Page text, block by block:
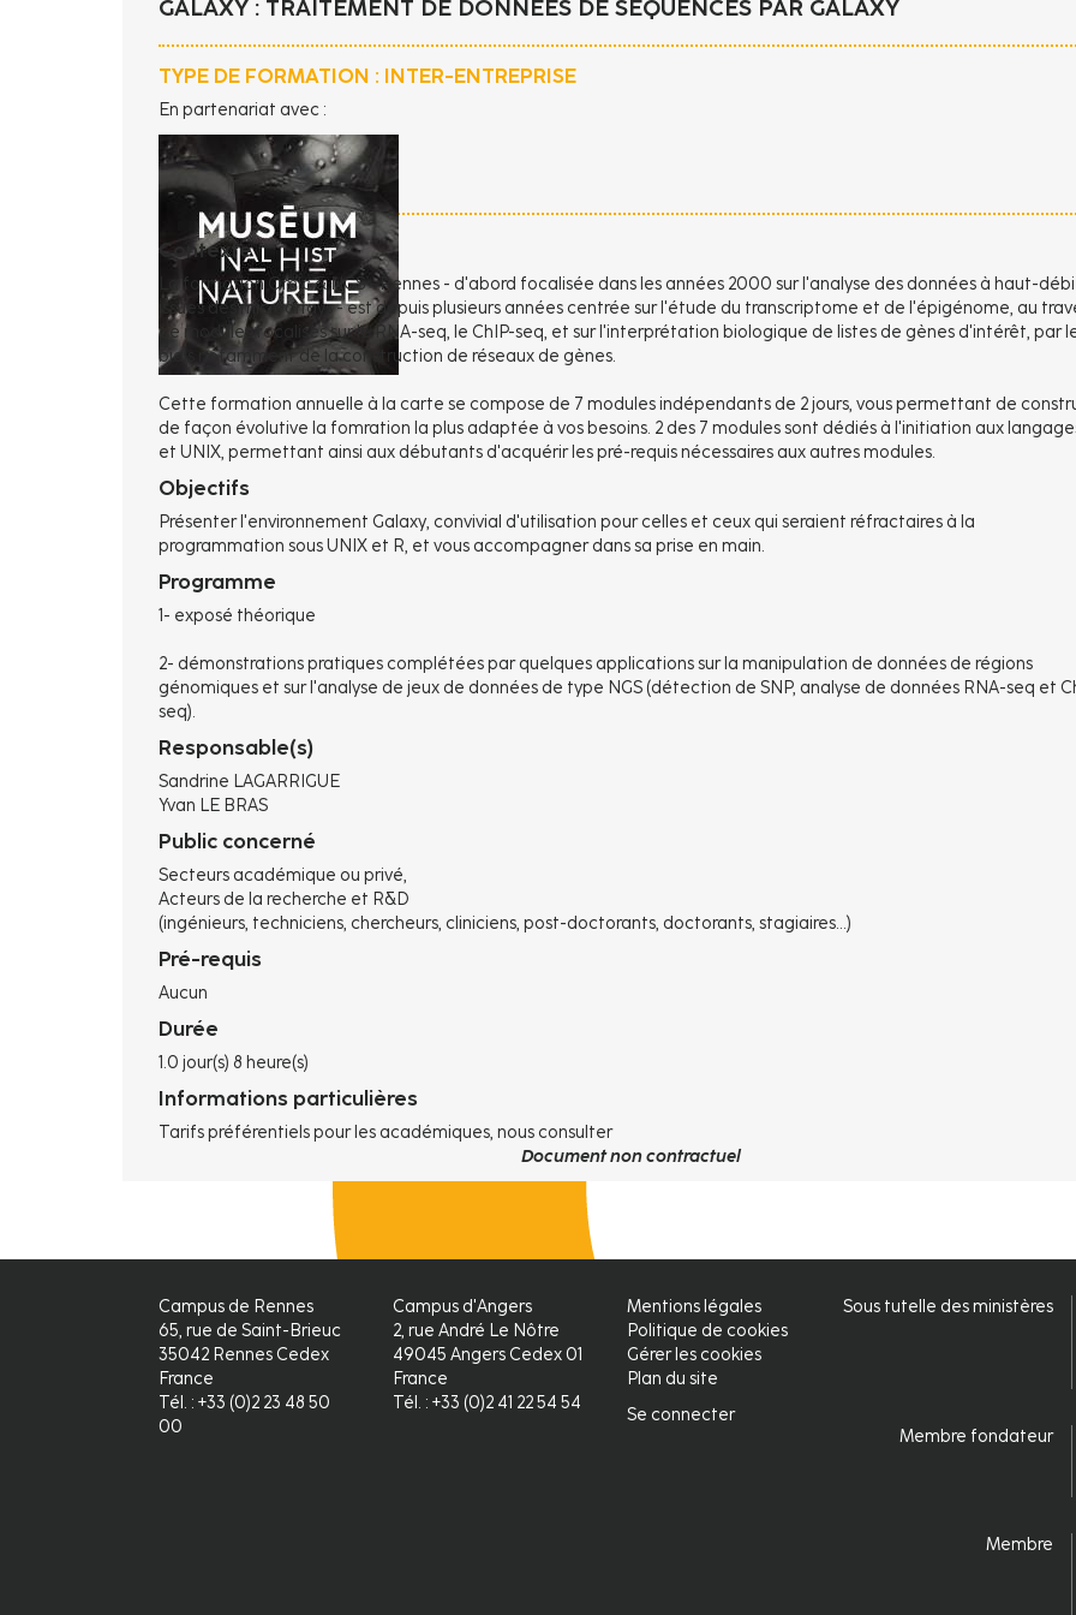
GALAXY : TRAITEMENT DE DONNÉES DE SÉQUENCES PAR GALAXY
TYPE DE FORMATION : INTER-ENTREPRISE
En partenariat avec :
Contexte
La formation Omic & NGS - Rennes - d'abord focalisée dans les années 2000 sur l'analyse des données à haut-
issues des microarrays - est depuis plusieurs années centrée sur l'étude du transcriptome et de l'épigénome, au
de modules focalisés sur le RNA-seq, le ChIP-seq, et sur l'interprétation biologique de listes de gènes d'intérêt, par
biais notamment de la construction de réseaux de gènes.
Cette formation annuelle à la carte se compose de 7 modules indépendants de 2 jours, vous permettant de
de façon évolutive la fomration la plus adaptée à vos besoins. 2 des 7 modules sont dédiés à l'initiation aux
et UNIX, permettant ainsi aux débutants d'acquérir les pré-requis nécessaires aux autres modules.
Objectifs
Présenter l'environnement Galaxy, convivial d'utilisation pour celles et ceux qui seraient réfractaires à la
programmation sous UNIX et R, et vous accompagner dans sa prise en main.
Programme
1- exposé théorique
2- démonstrations pratiques complétées par quelques applications sur la manipulation de données de régions
génomiques et sur l'analyse de jeux de données de type NGS (détection de SNP, analyse de données RNA-seq et
seq).
Responsable(s)
Sandrine LAGARRIGUE
Yvan LE BRAS
Public concerné
Secteurs académique ou privé,
Acteurs de la recherche et R&D
(ingénieurs, techniciens, chercheurs, cliniciens, post-doctorants, doctorants, stagiaires...)
Pré-requis
Aucun
Durée
1.0 jour(s) 8 heure(s)
Informations particulières
Tarifs préférentiels pour les académiques, nous consulter
Document non contractuel
Campus de Rennes
65, rue de Saint-Brieuc
35042 Rennes Cedex
France
Tél. : +33 (0)2 23 48 50
00
Campus d'Angers
2, rue André Le Nôtre
49045 Angers Cedex 01
France
Tél. : +33 (0)2 41 22 54 54
Pied
de
page
Mentions légales
Politique de cookies
Gérer les cookies
Plan du site
Se connecter
Sous tutelle des ministères
Membre fondateur
Membre